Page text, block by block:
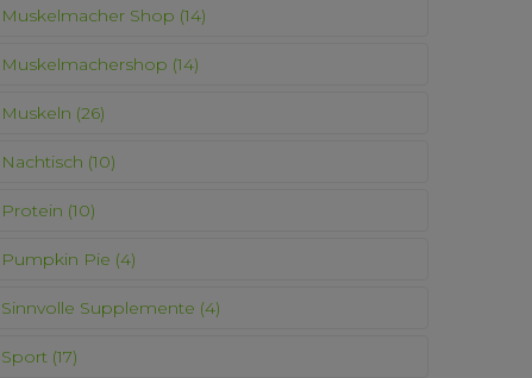
Muskelmacher Shop (14)
Muskelmachershop (14)
Muskeln (26)
Nachtisch (10)
Protein (10)
Pumpkin Pie (4)
Sinnvolle Supplemente (4)
Sport (17)